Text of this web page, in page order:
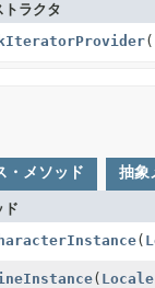
トラクタ
・メソッド 抽象
ド
(
( Locale